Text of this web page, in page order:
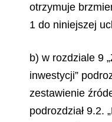
otrzymuje
1 do niniejszej
b) w rozdziale 9
inwestycji”
zestawienie
podrozdział 9.2.